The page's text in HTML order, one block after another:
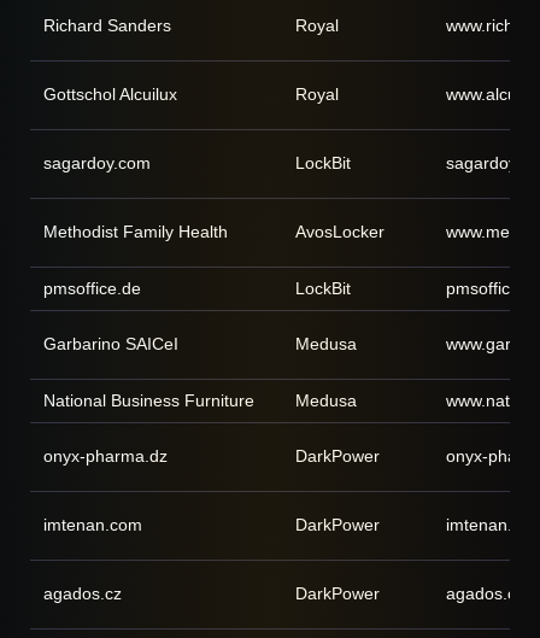
Richard Sanders Royal
Gottschol Alcuilux Royal
sagardoy.com LockBit
Methodist Family Health AvosLocker
pmsoffice.de LockBit
Garbarino SAICeI Medusa
National Business Furniture Medusa
onyx-pharma.dz DarkPower onyx-
imtenan.com DarkPower
agados.cz DarkPower agados.cz